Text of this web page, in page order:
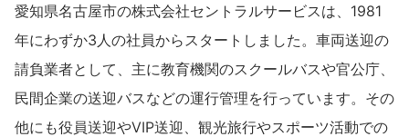
愛知県名古屋市の株式会社セントラルサービスは、1981
年にわずか3人の社員からスタートしました。車両送迎の
請負業者として、主に教育機関のスクールバスや官公庁、
民間企業の送迎バスなどの運行管理を行っています。その
他にも役員送迎やVIP送迎、観光旅行やスポーツ活動での